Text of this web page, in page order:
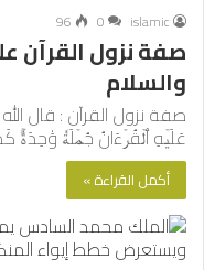
islamic
0
96
صفة نزول القرآن
والسلام
صفة نزول القرآن : قال
عَلَيۡهِ ٱلۡقُرۡءَانُ جُمۡلَةٗ وَٰحِدَةٗۚ
أكمل القراءة »